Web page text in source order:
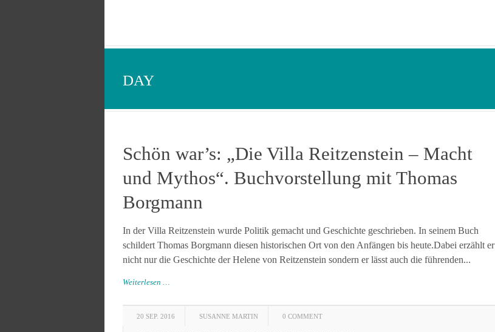
DAY
Schön war’s: „Die Villa Reitzenstein – Macht
und Mythos“. Buchvorstellung mit Thomas
Borgmann
In der Villa Reitzenstein wurde Politik gemacht und Geschichte geschrieben. In seinem Buch
schildert Thomas Borgmann diesen historischen Ort von den Anfängen bis heute.Dabei erzählt er
nicht nur die Geschichte der Helene von Reitzenstein sondern er lässt auch die führenden...
Weiterlesen …
20 SEP. 2016 SUSANNE MARTIN 0 COMMENT